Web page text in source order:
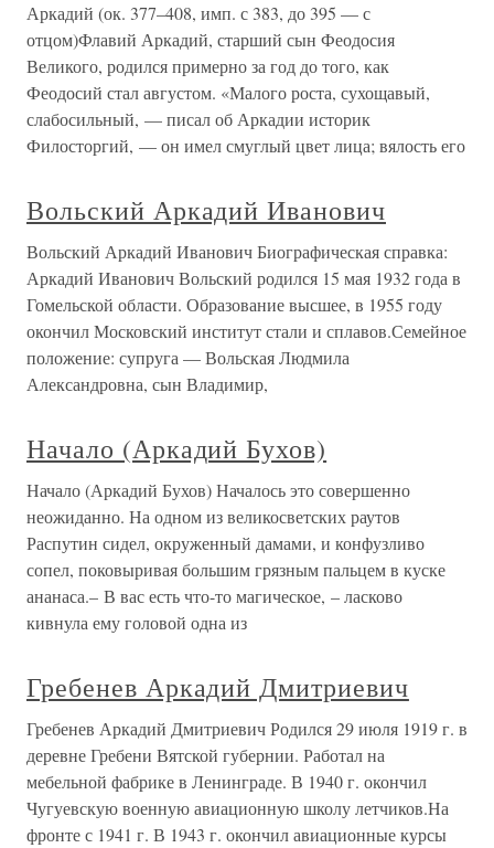
Аркадий (ок. 377–408, имп. с 383, до 395 — с
отцом)Флавий Аркадий, старший сын Феодосия
Великого, родился примерно за год до того, как
Феодосий стал августом. «Малого роста, сухощавый,
слабосильный, — писал об Аркадии историк
Филосторгий, — он имел смуглый цвет лица; вялость его
Вольский Аркадий Иванович
Вольский Аркадий Иванович Биографическая справка:
Аркадий Иванович Вольский родился 15 мая 1932 года в
Гомельской области. Образование высшее, в 1955 году
окончил Московский институт стали и сплавов.Семейное
положение: супруга — Вольская Людмила
Александровна, сын Владимир,
Начало (Аркадий Бухов)
Начало (Аркадий Бухов) Началось это совершенно
неожиданно. На одном из великосветских раутов
Распутин сидел, окруженный дамами, и конфузливо
сопел, поковыривая большим грязным пальцем в куске
ананаса.– В вас есть что-то магическое, – ласково
кивнула ему головой одна из
Гребенев Аркадий Дмитриевич
Гребенев Аркадий Дмитриевич Родился 29 июля 1919 г. в
деревне Гребени Вятской губернии. Работал на
мебельной фабрике в Ленинграде. В 1940 г. окончил
Чугуевскую военную авиационную школу летчиков.На
фронте с 1941 г. В 1943 г. окончил авиационные курсы